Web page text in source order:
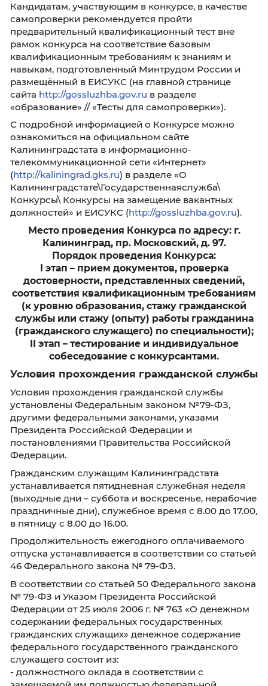
осуществлении другой трудовой
также на основе результатов конкурсных
процедур.
В ходе конкурсных процедур проводится
тестирование:
для оценки уровня владения
языком Российской Федерации (русским
знаниями основ Конституции Российской
Федерации, законодательства Российской
Федерации о государственной службе и о
противодействии коррупции, знаниями и
умениями в сфере информационно-
коммуникационных технологий;
для оценки знаний и умений по вопросам
профессиональной служебной
исходя из области и вида
служебной деятельности.
В рамках проведения индивидуального
собеседования задаются вопросы,
на оценку профессионального уровня
Приём документов для участия в
будет проводиться в период
с 10 октября 31 октября 2022 г.
лично - по рабочим дням с 9.00 до
пятницу до 15.00,
перерыв с 12.30 до 13.18
по адресу: г. Калининград, пр.
97, каб. 409.
Контактное лицо: Семенова Наталья
Курганова Татьяна Анатольевна, тел.
389 (доб. 4090).
Конкурс будет проведён не позднее чем
календарных дней после дня завершения
документов для участия в конкурсе,
предполагаемая дата проведения - не
ноября 2022 г.
Кандидатам, участвующим в конкурсе, в
самопроверки рекомендуется пройти
предварительный квалификационный тест
рамок конкурса на соответствие базовым
квалификационным требованиям к знаниям
навыкам, подготовленный Минтрудом
размещённый в ЕИСУКС (на главной